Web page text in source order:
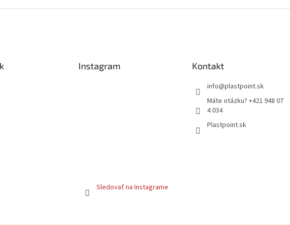
Instagram
Sledovať na Instagrame
Kontakt
info@plastpoint.sk
Máte otázku? +421 948 07
4 034
Plastpoint.sk